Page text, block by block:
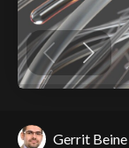
Gerrit Beine